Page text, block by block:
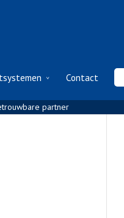
Contact
partner